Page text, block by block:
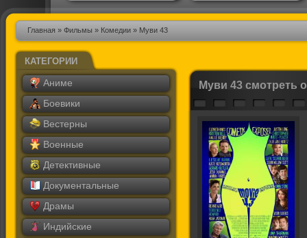
Главная » Фильмы » Комедии » Муви 43
КАТЕГОРИИ
Аниме
Боевики
Вестерны
Военные
Детективные
Документальные
Драмы
Индийские
Муви 43 смотреть